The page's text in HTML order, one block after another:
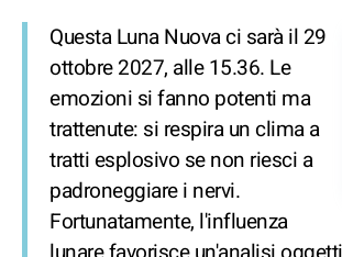
Questa Luna Nuova ci sarà il 29
ottobre 2027, alle 15.36. Le
emozioni si fanno potenti ma
trattenute: si respira un clima a
tratti esplosivo se non riesci a
padroneggiare i nervi.
Fortunatamente, l'influenza